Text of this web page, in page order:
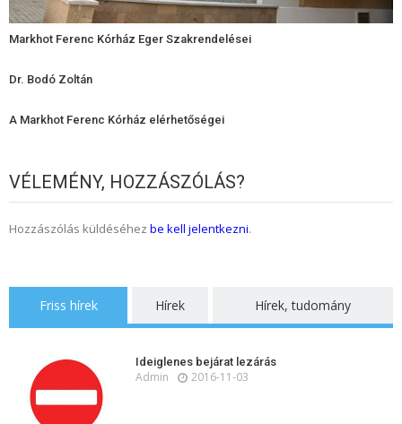
Markhot Ferenc Kórház Eger Szakrendelései
Dr. Bodó Zoltán
A Markhot Ferenc Kórház elérhetőségei
VÉLEMÉNY, HOZZÁSZÓLÁS?
Hozzászólás küldéséhez be kell jelentkezni.
Friss hírek Hírek Hírek, tudomány
Ideiglenes bejárat lezárás
Admin 2016-11-03